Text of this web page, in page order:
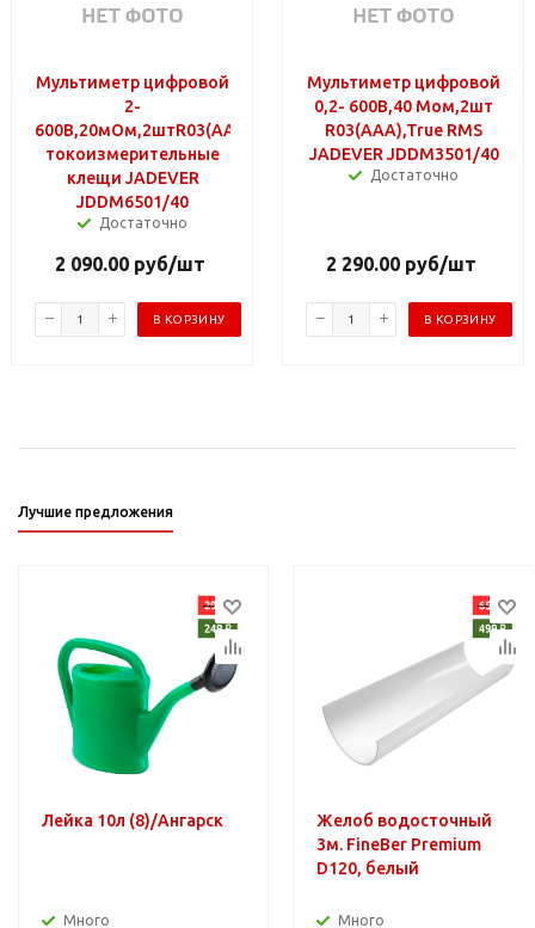
Мультиметр цифровой
2-
600В,20мОм,2штR03(AAA)
токоизмерительные
клещи JADEVER
JDDM6501/40
Достаточно
2 090.00 руб/шт
В КОРЗИНУ
Мультиметр цифровой
0,2- 600В,40 Мом,2шт
R03(AAA),True RMS
JADEVER JDDM3501/40
Достаточно
2 290.00 руб/шт
В КОРЗИНУ
Лучшие предложения
Лейка 10л (8)/Ангарск
Много
Желоб водосточный
3м. FineBer Premium
D120, белый
Много